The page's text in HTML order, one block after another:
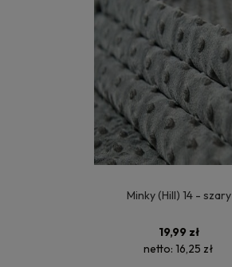
Minky (Hill) 14 - szary
19,99 zł
netto: 16,25 zł